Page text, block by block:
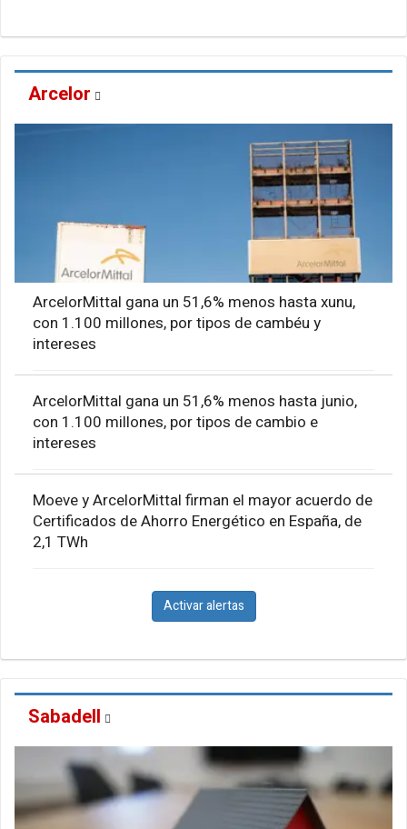
Arcelor
ArcelorMittal gana un 51,6% menos hasta xunu,
con 1.100 millones, por tipos de cambéu y
intereses
ArcelorMittal gana un 51,6% menos hasta junio,
con 1.100 millones, por tipos de cambio e
intereses
Moeve y ArcelorMittal firman el mayor acuerdo de
Certificados de Ahorro Energético en España, de
2,1 TWh
Activar alertas
Sabadell